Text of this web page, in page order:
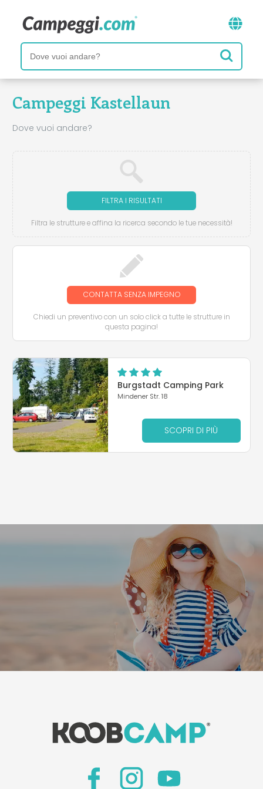
Campeggi Kastellaun
Dove vuoi andare?
FILTRA I RISULTATI
Filtra le strutture e affina la ricerca secondo le tue necessità!
CONTATTA SENZA IMPEGNO
Chiedi un preventivo con un solo click a tutte le strutture in
questa pagina!
Burgstadt Camping Park
Mindener Str. 18
SCOPRI DI PIÙ